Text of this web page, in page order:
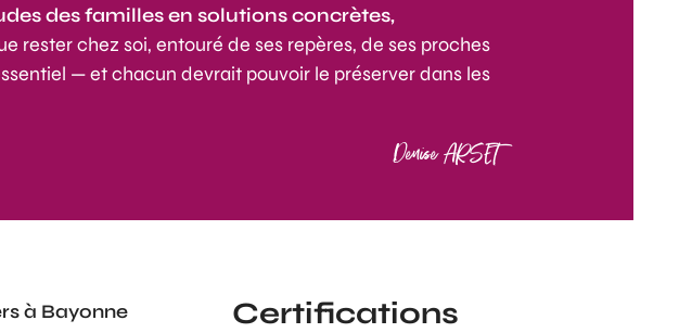
des familles en solutions concrètes,
rester chez soi, entouré de ses repères, de ses proches
— et chacun devrait pouvoir le préserver dans les
Denise ARSET
à Bayonne Certifications